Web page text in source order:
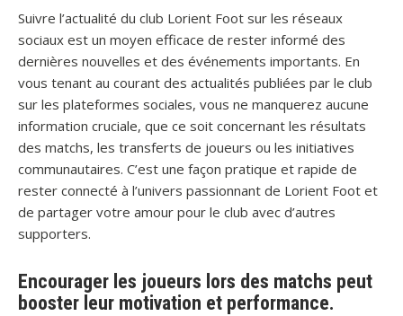
Suivre l’actualité du club Lorient Foot sur les réseaux
sociaux est un moyen efficace de rester informé des
dernières nouvelles et des événements importants. En
vous tenant au courant des actualités publiées par le club
sur les plateformes sociales, vous ne manquerez aucune
information cruciale, que ce soit concernant les résultats
des matchs, les transferts de joueurs ou les initiatives
communautaires. C’est une façon pratique et rapide de
rester connecté à l’univers passionnant de Lorient Foot et
de partager votre amour pour le club avec d’autres
supporters.
Encourager les joueurs lors des matchs peut
booster leur motivation et performance.